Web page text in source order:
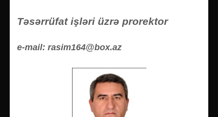
Təsərrüfat işləri üzrə prorektor
e-mail: rasim164@box.az